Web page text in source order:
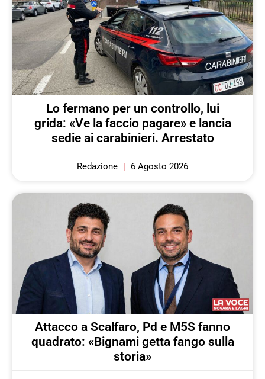
Lo fermano per un controllo, lui
grida: «Ve la faccio pagare» e lancia
sedie ai carabinieri. Arrestato
Redazione 6 Agosto 2026
Attacco a Scalfaro, Pd e M5S fanno
quadrato: «Bignami getta fango sulla
storia»